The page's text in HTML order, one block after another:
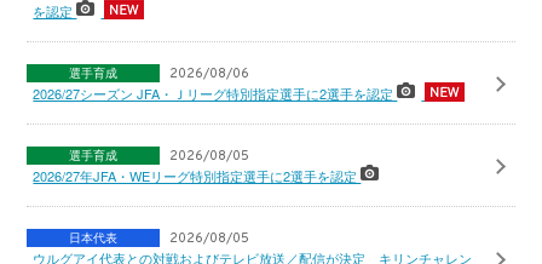
を認定
選手育成 2026/08/06
2026/27シーズン JFA・Ｊリーグ特別指定選手に2選手を認定
選手育成 2026/08/05
2026/27年JFA・WEリーグ特別指定選手に2選手を認定
日本代表 2026/08/05
ウルグアイ代表との対戦およびテレビ放送／配信が決定 キリンチャレン